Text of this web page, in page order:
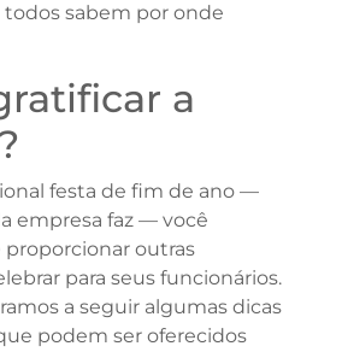
sabem por onde
a
festa de fim de ano —
empresa faz — você
outras
para seus funcionários.
a seguir algumas dicas
podem ser oferecidos